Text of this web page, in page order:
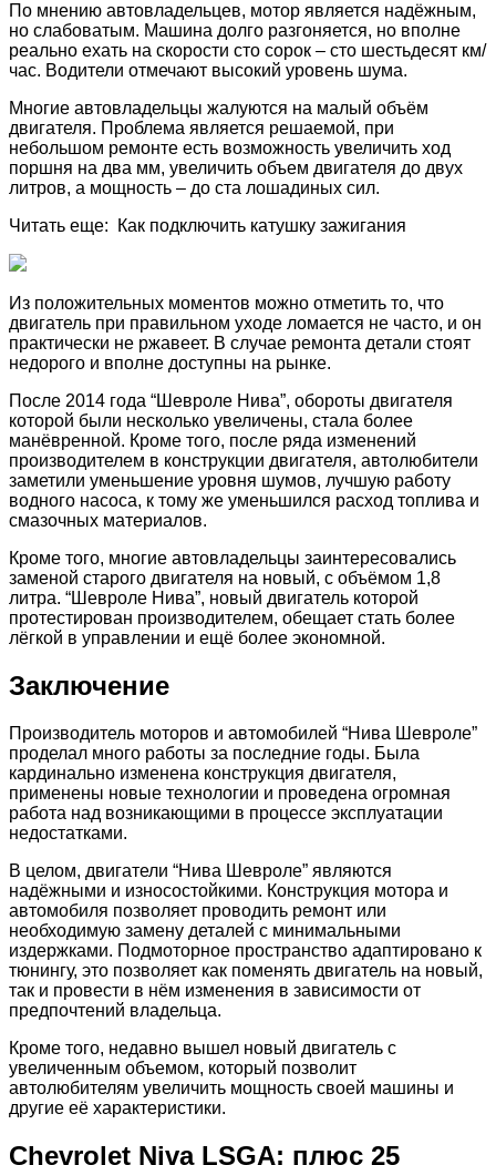
По мнению автовладельцев, мотор является надёжным,
но слабоватым. Машина долго разгоняется, но вполне
реально ехать на скорости сто сорок – сто шестьдесят км/
час. Водители отмечают высокий уровень шума.
Многие автовладельцы жалуются на малый объём
двигателя. Проблема является решаемой, при
небольшом ремонте есть возможность увеличить ход
поршня на два мм, увеличить объем двигателя до двух
литров, а мощность – до ста лошадиных сил.
Читать еще: Как подключить катушку зажигания
Из положительных моментов можно отметить то, что
двигатель при правильном уходе ломается не часто, и он
практически не ржавеет. В случае ремонта детали стоят
недорого и вполне доступны на рынке.
После 2014 года “Шевроле Нива”, обороты двигателя
которой были несколько увеличены, стала более
манёвренной. Кроме того, после ряда изменений
производителем в конструкции двигателя, автолюбители
заметили уменьшение уровня шумов, лучшую работу
водного насоса, к тому же уменьшился расход топлива и
смазочных материалов.
Кроме того, многие автовладельцы заинтересовались
заменой старого двигателя на новый, с объёмом 1,8
литра. “Шевроле Нива”, новый двигатель которой
протестирован производителем, обещает стать более
лёгкой в управлении и ещё более экономной.
Заключение
Производитель моторов и автомобилей “Нива Шевроле”
проделал много работы за последние годы. Была
кардинально изменена конструкция двигателя,
применены новые технологии и проведена огромная
работа над возникающими в процессе эксплуатации
недостатками.
В целом, двигатели “Нива Шевроле” являются
надёжными и износостойкими. Конструкция мотора и
автомобиля позволяет проводить ремонт или
необходимую замену деталей с минимальными
издержками. Подмоторное пространство адаптировано к
тюнингу, это позволяет как поменять двигатель на новый,
так и провести в нём изменения в зависимости от
предпочтений владельца.
Кроме того, недавно вышел новый двигатель с
увеличенным объемом, который позволит
автолюбителям увеличить мощность своей машины и
другие её характеристики.
Chevrolet Niva LSGA: плюс 25